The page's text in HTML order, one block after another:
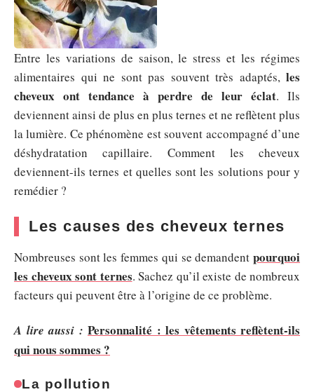
Entre les variations de saison, le stress et les régimes
alimentaires qui ne sont pas souvent très adaptés, les
cheveux ont tendance à perdre de leur éclat. Ils
deviennent ainsi de plus en plus ternes et ne reflètent plus
la lumière. Ce phénomène est souvent accompagné d’une
déshydratation capillaire. Comment les cheveux
deviennent-ils ternes et quelles sont les solutions pour y
remédier ?
Les causes des cheveux ternes
Nombreuses sont les femmes qui se demandent pourquoi
les cheveux sont ternes. Sachez qu’il existe de nombreux
facteurs qui peuvent être à l’origine de ce problème.
A lire aussi : Personnalité : les vêtements reflètent-ils
qui nous sommes ?
La pollution